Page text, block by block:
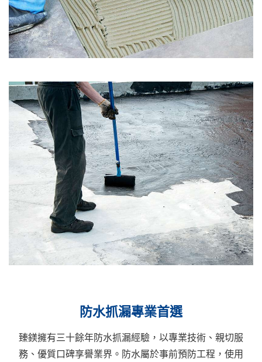
防水抓漏專業首選
臻鎂擁有三十餘年防水抓漏經驗，以專業技術、親切服
務、優質口碑享譽業界。防水屬於事前預防工程，使用